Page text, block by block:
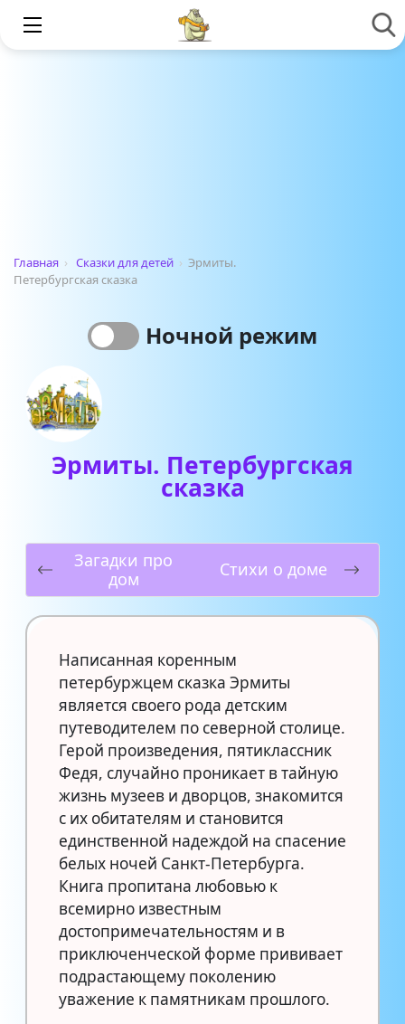
Главная › Сказки для детей › Эрмиты.
Петербургская сказка
Ночной режим
Эрмиты. Петербургская
сказка
Загадки про
дом
Стихи о доме
Написанная коренным
петербуржцем сказка Эрмиты
является своего рода детским
путеводителем по северной столице.
Герой произведения, пятиклассник
Федя, случайно проникает в тайную
жизнь музеев и дворцов, знакомится
с их обитателям и становится
единственной надеждой на спасение
белых ночей Санкт-Петербурга.
Книга пропитана любовью к
всемирно известным
достопримечательностям и в
приключенческой форме прививает
подрастающему поколению
уважение к памятникам прошлого.